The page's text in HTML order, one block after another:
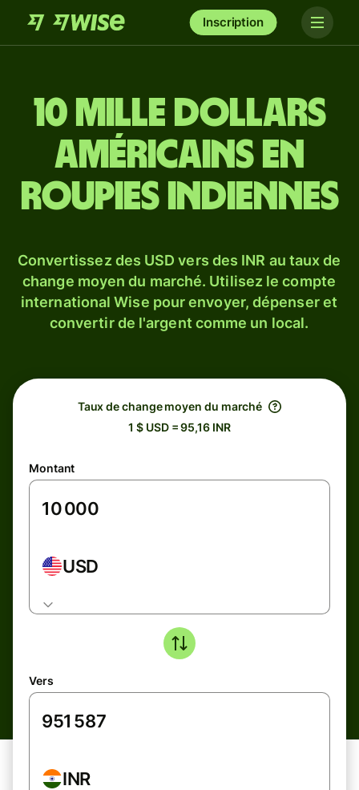
Inscription
10 mille dollars
américains en
roupies indiennes
Convertissez des USD vers des INR au taux de
change moyen du marché. Utilisez le compte
international Wise pour envoyer, dépenser et
convertir de l'argent comme un local.
Taux de change moyen du marché
1 $ USD = 95,16 INR
Montant
USD
Vers
INR